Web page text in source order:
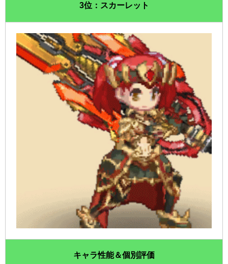
3位：スカーレット
キャラ性能＆個別評価